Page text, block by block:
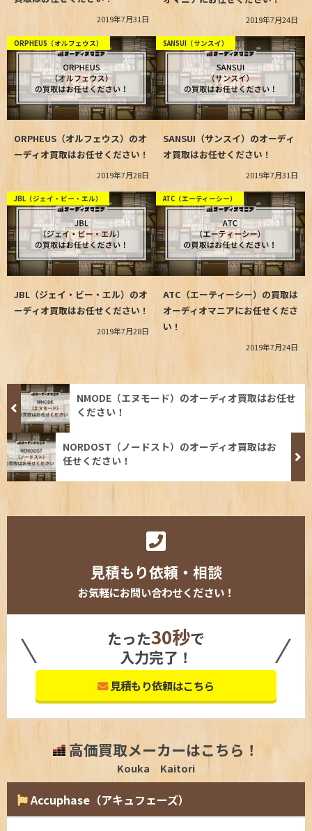
2019年7月31日 2019年7月24日
ORPHEUS（オルフェウス）
ORPHEUS（オルフェウス）のオ
ーディオ買取はお任せください！
2019年7月28日
SANSUI（サンスイ）
SANSUI（サンスイ）のオーディ
オ買取はお任せください！
2019年7月31日
JBL（ジェイ・ビー・エル）
JBL（ジェイ・ビー・エル）のオ
ーディオ買取はお任せください！
2019年7月28日
ATC（エーティーシー）
ATC（エーティーシー）の買取は
オーディオマニアにお任せくださ
い！
2019年7月24日
NMODE（エヌモード）のオーディオ買取はお任せ
ください！
NORDOST（ノードスト）のオーディオ買取はお
任せください！
見積もり依頼・相談
お気軽にお問い合わせください！
たった30秒で
入力完了！
見積もり依頼はこちら
高価買取メーカーはこちら！
Kouka Kaitori
Accuphase（アキュフェーズ）